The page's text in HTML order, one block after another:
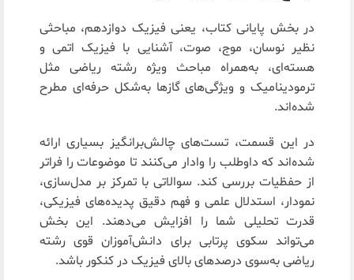
در بخش پایانی کتاب، یعنی فیزیک دوازدهم، مباحثی
نظیر نوسان، موج، صوت، آشنایی با فیزیک اتمی و
هسته‌ای، به‌همراه مباحث ویژه رشته ریاضی مثل
ترمودینامیک و ویژگی‌های گازها به‌شکل حرفه‌ای مطرح
شده‌اند.
در این قسمت، تست‌های چالش‌برانگیز بسیاری ارائه
شده‌اند که داوطلب را وادار می‌کنند تا موضوعات را فراتر
از حفظیات بررسی کند. سوالاتی با تمرکز بر مدل‌سازی،
نمودار، استدلال علمی و فهم دقیق پدیده‌های فیزیکی،
قدرت تحلیلی شما را افزایش می‌دهند. این بخش
می‌تواند سکوی پرتابی برای دانش‌آموزان قوی رشته
ریاضی به‌سوی درصدهای بالای فیزیک در کنکور باشد.